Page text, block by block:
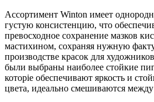
Ассортимент Winton имеет
густую консистенцию, что
превосходное сохранение мазков
мастихином, сохраняя нужную
производстве красок для
были выбраны наиболее стойкие
которіе обеспечивают яркость и
цвета, идеально смешиваются